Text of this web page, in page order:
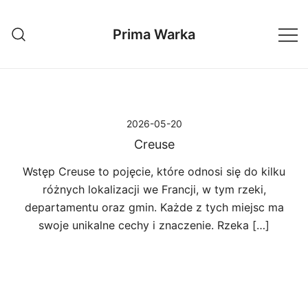
treści
Prima Warka
2026-05-20
Creuse
Wstęp Creuse to pojęcie, które odnosi się do kilku
różnych lokalizacji we Francji, w tym rzeki,
departamentu oraz gmin. Każde z tych miejsc ma
swoje unikalne cechy i znaczenie. Rzeka […]